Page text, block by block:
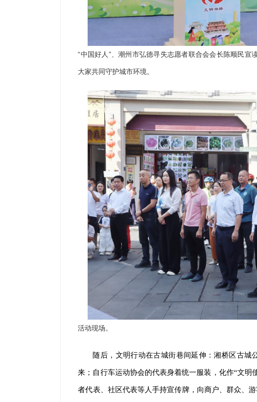
“中国好人”、潮州市弘德寻失志愿者联合会会长陈顺民
大家共同守护城市环境。
活动现场。
随后，文明行动在古城街巷间延伸：湘桥区古
来；自行车运动协会的代表身着统一服装，化作“文
者代表、社区代表等人手持宣传牌，向商户、群众、